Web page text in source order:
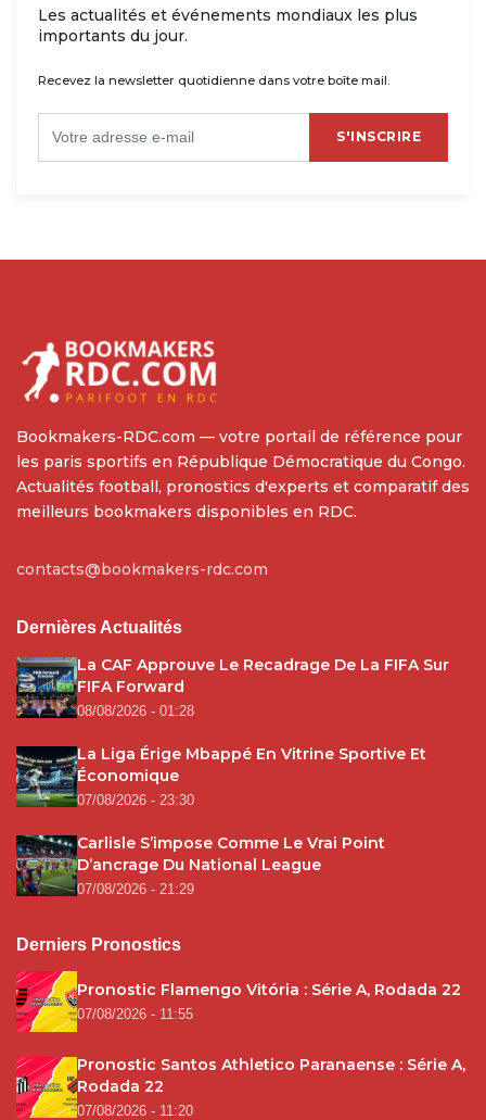
Les actualités et événements mondiaux les plus
importants du jour.
Recevez la newsletter quotidienne dans votre boîte mail.
S'INSCRIRE
Bookmakers-RDC.com — votre portail de référence pour
les paris sportifs en République Démocratique du Congo.
Actualités football, pronostics d'experts et comparatif des
meilleurs bookmakers disponibles en RDC.
contacts@bookmakers-rdc.com
Dernières Actualités
La CAF Approuve Le Recadrage De La FIFA Sur
FIFA Forward
08/08/2026 - 01:28
La Liga Érige Mbappé En Vitrine Sportive Et
Économique
07/08/2026 - 23:30
Carlisle S’impose Comme Le Vrai Point
D’ancrage Du National League
07/08/2026 - 21:29
Derniers Pronostics
Pronostic Flamengo Vitória : Série A, Rodada 22
07/08/2026 - 11:55
Pronostic Santos Athletico Paranaense : Série A,
Rodada 22
07/08/2026 - 11:20